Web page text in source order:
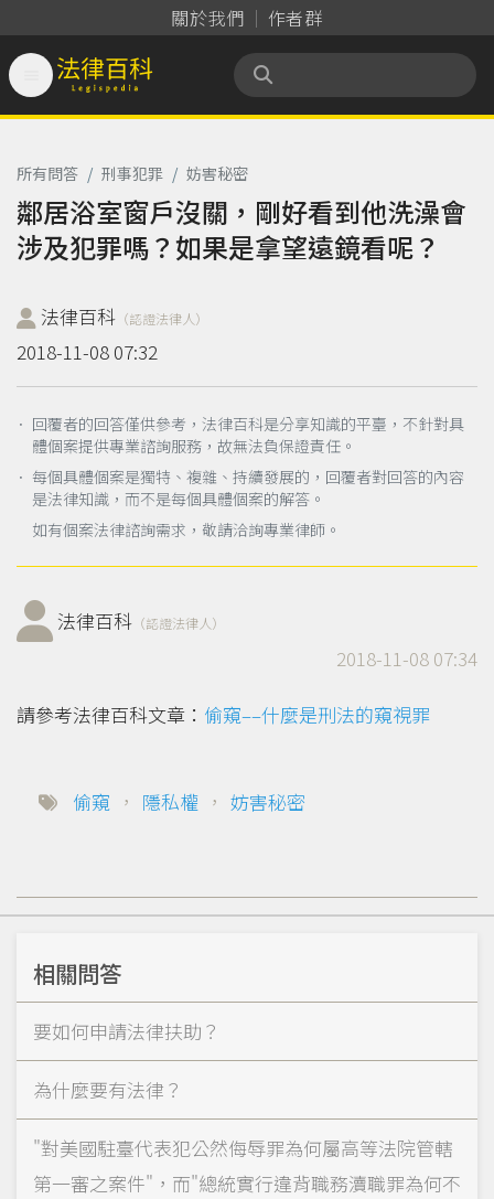
關於我們 作者群
法律百科 Legispedia
所有問答 / 刑事犯罪 / 妨害秘密
鄰居浴室窗戶沒關，剛好看到他洗澡會
涉及犯罪嗎？如果是拿望遠鏡看呢？
法律百科 （認證法律人）
2018-11-08 07:32
． 回覆者的回答僅供參考，法律百科是分享知識的平臺，不針對具
體個案提供專業諮詢服務，故無法負保證責任。
． 每個具體個案是獨特、複雜、持續發展的，回覆者對回答的內容
是法律知識，而不是每個具體個案的解答。
如有個案法律諮詢需求，敬請洽詢專業律師。
法律百科 （認證法律人）
2018-11-08 07:34
請參考法律百科文章： 偷窺––什麼是刑法的窺視罪
偷窺 ， 隱私權 ， 妨害秘密
相關問答
要如何申請法律扶助？
為什麼要有法律？
"對美國駐臺代表犯公然侮辱罪為何屬高等法院管轄
第一審之案件"，而"總統實行違背職務瀆職罪為何不